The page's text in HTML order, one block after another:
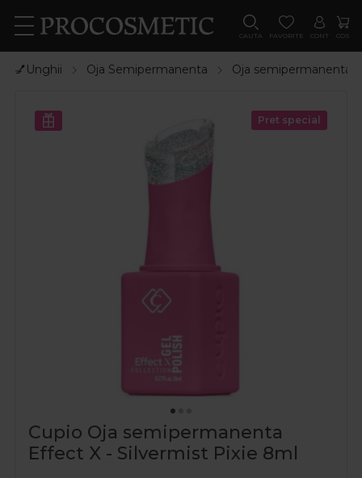
CAUTA FAVORITE CONT COS
💅Unghii Oja Semipermanenta Oja semipermanenta
Pret special
Cupio Oja semipermanenta
Effect X - Silvermist Pixie 8ml